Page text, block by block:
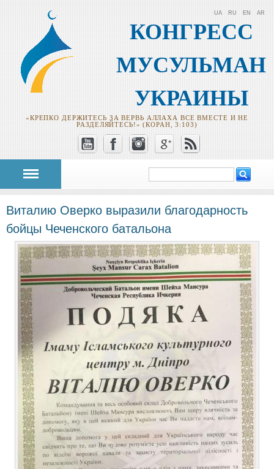
КОНГРЕСС
МУСУЛЬМАН
УКРАИНЫ
«КРЕПКО ДЕРЖИТЕСЬ ЗА ВЕРВЬ АЛЛАХА ВСЕ ВМЕСТЕ И НЕ
РАЗДЕЛЯЙТЕСЬ!» (КОРАН, 3:103)
UA RU EN AR
Форма поиска
Виталию Оверко выразили благодарность
бойцы Чеченского батальона